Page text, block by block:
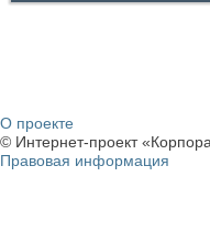
О проекте
© Интернет-проект
Правовая информация